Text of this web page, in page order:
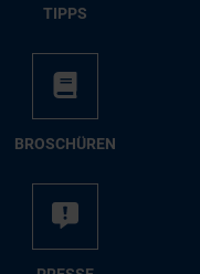
TIPPS
BRO­SCHÜ­REN